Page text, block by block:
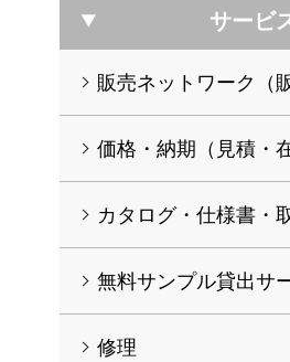
サービ
販売ネットワーク（
価格・納期（見積・
カタログ・仕様書・
無料サンプル貸出サ
修理